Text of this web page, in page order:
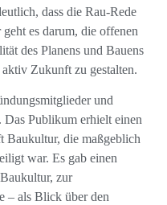
dass die Rau-Rede
es darum, die offenen
des Planens und Bauens
Zukunft zu gestalten.
und
Publikum erhielt einen
Baukultur, die maßgeblich
war. Es gab einen
zur
– als Blick über den